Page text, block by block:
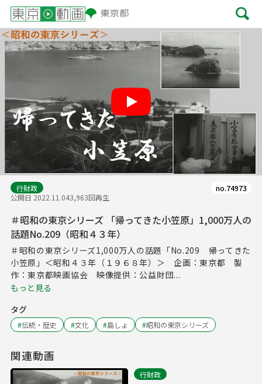
Play
行財政
公開日 2022.11.043,963回再生
no.74973
＃昭和の東京シリーズ 「帰ってきた小笠原」1,000万人の
話題No.209（昭和４３年）
＃昭和の東京シリーズ1,000万人の話題「No.209 帰ってきた
小笠原」＜昭和４３年（１９６８年）＞ 企画：東京都 製
作：東京都映画協会 映像提供：公益財団...
もっと見る
タグ
#伝統・歴史 #文化 #島しょ #昭和の東京シリーズ
関連動画
行財政